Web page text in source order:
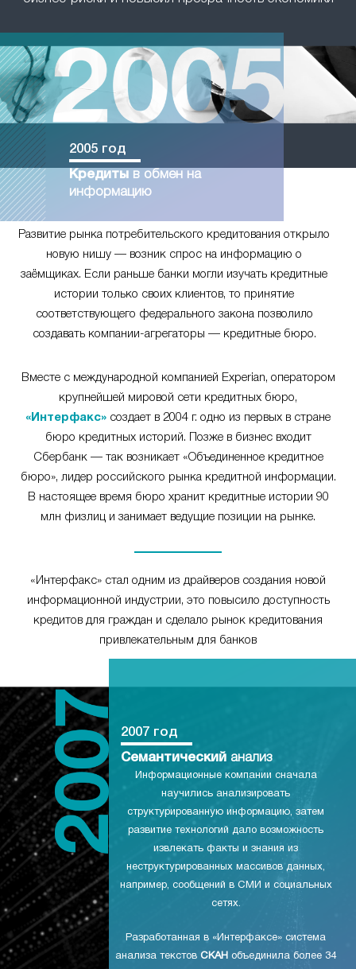
2005 год
Кредиты в обмен на
информацию
Развитие рынка потребительского кредитования открыло
новую нишу — возник спрос на информацию о
заёмщиках. Если раньше банки могли изучать кредитные
истории только своих клиентов, то принятие
соответствующего федерального закона позволило
создавать компании-агрегаторы — кредитные бюро.
Вместе с международной компанией Experian, оператором
крупнейшей мировой сети кредитных бюро,
«Интерфакс» создает в 2004 г. одно из первых в стране
бюро кредитных историй. Позже в бизнес входит
Сбербанк — так возникает «Объединенное кредитное
бюро», лидер российского рынка кредитной информации.
В настоящее время бюро хранит кредитные истории 90
млн физлиц и занимает ведущие позиции на рынке.
«Интерфакс» стал одним из драйверов создания новой
информационной индустрии, это повысило доступность
кредитов для граждан и сделало рынок кредитования
привлекательным для банков
2007 год
Семантический анализ
Информационные компании сначала
научились анализировать
структурированную информацию, затем
развитие технологий дало возможность
извлекать факты и знания из
неструктурированных массивов данных,
например, сообщений в СМИ и социальных
сетях.
Разработанная в «Интерфаксе» система
анализа текстов СКАН объединила более 34